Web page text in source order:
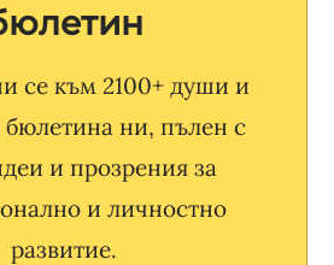
се към 2100+ души и
бюлетина ни, пълен с
и прозрения за
и личностно
развитие.